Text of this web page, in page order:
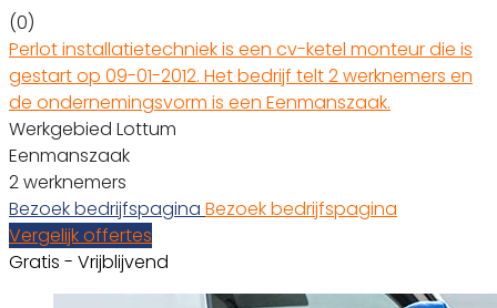
(0)
Perlot installatietechniek is een cv-ketel monteur die is
gestart op 09-01-2012. Het bedrijf telt 2 werknemers en
de ondernemingsvorm is een Eenmanszaak.
Werkgebied Lottum
Eenmanszaak
2 werknemers
Bezoek bedrijfspagina Bezoek bedrijfspagina
Vergelijk offertes
Gratis - Vrijblijvend